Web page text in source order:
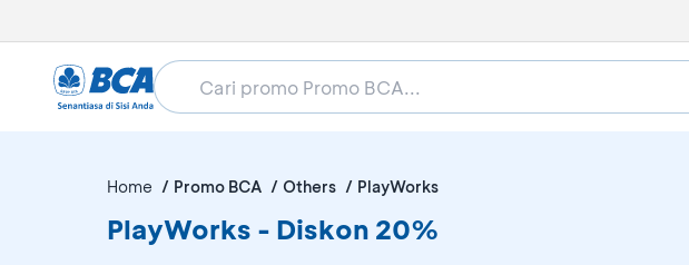
Home Promo BCA Others PlayWorks
PlayWorks - Diskon 20%